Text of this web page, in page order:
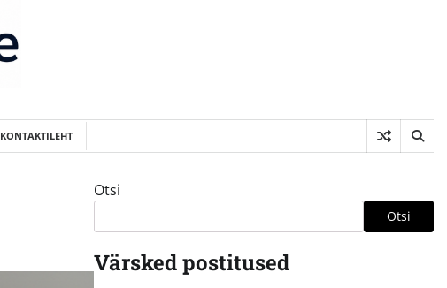
KONTAKTILEHT
Otsi
Otsi
Värsked postitused